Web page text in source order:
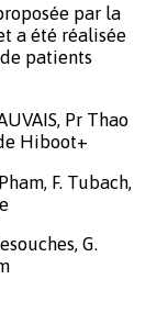
par la
a été réalisée
patients
Pr Thao
Hiboot+
F. Tubach,
G.